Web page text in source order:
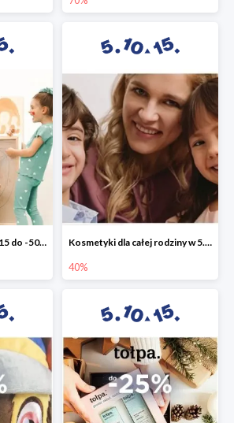
Nowa kolekcja w 5.10.15 do -50% Kosmetyki dla całej rodziny w 5.10.15 do -40%
40%